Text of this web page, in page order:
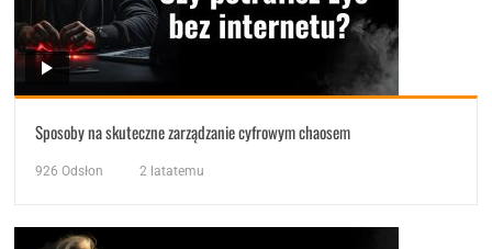
Sposoby na skuteczne zarządzanie cyfrowym chaosem
926 Odsłon 2 latatemu